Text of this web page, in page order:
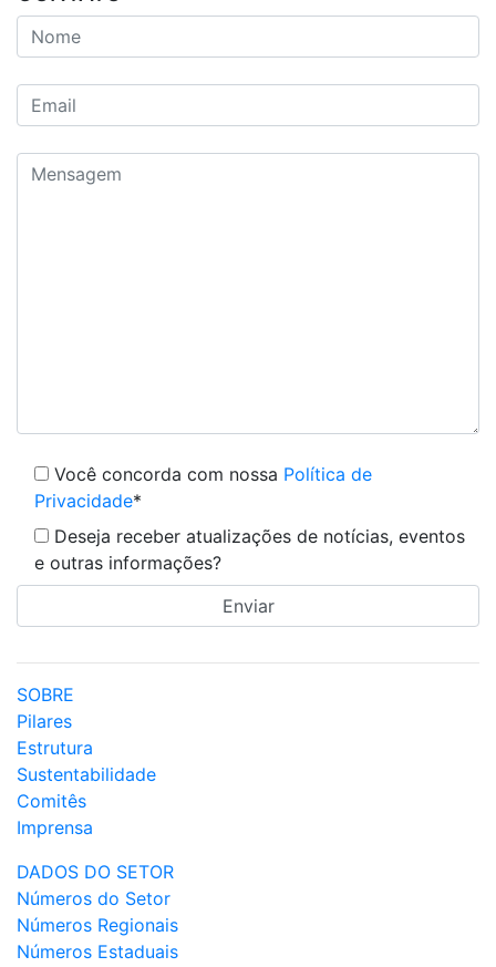
Você concorda com nossa Política de
Privacidade*
Deseja receber atualizações de notícias, eventos
e outras informações?
SOBRE
Pilares
Estrutura
Sustentabilidade
Comitês
Imprensa
DADOS DO SETOR
Números do Setor
Números Regionais
Números Estaduais